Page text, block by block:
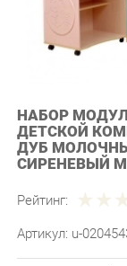
НАБОР
ДЕТСКОЙ
ДУБ
СИРЕНЕВЫЙ
Артикул: u-0204543